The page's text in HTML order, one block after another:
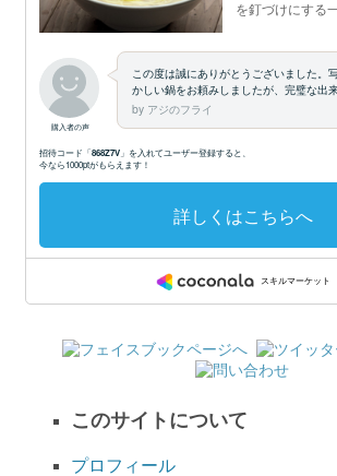
このサイトについて
プロフィール